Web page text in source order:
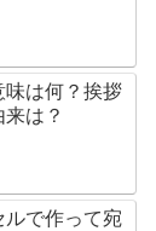
味は何？挨拶
は？
ルで作って宛